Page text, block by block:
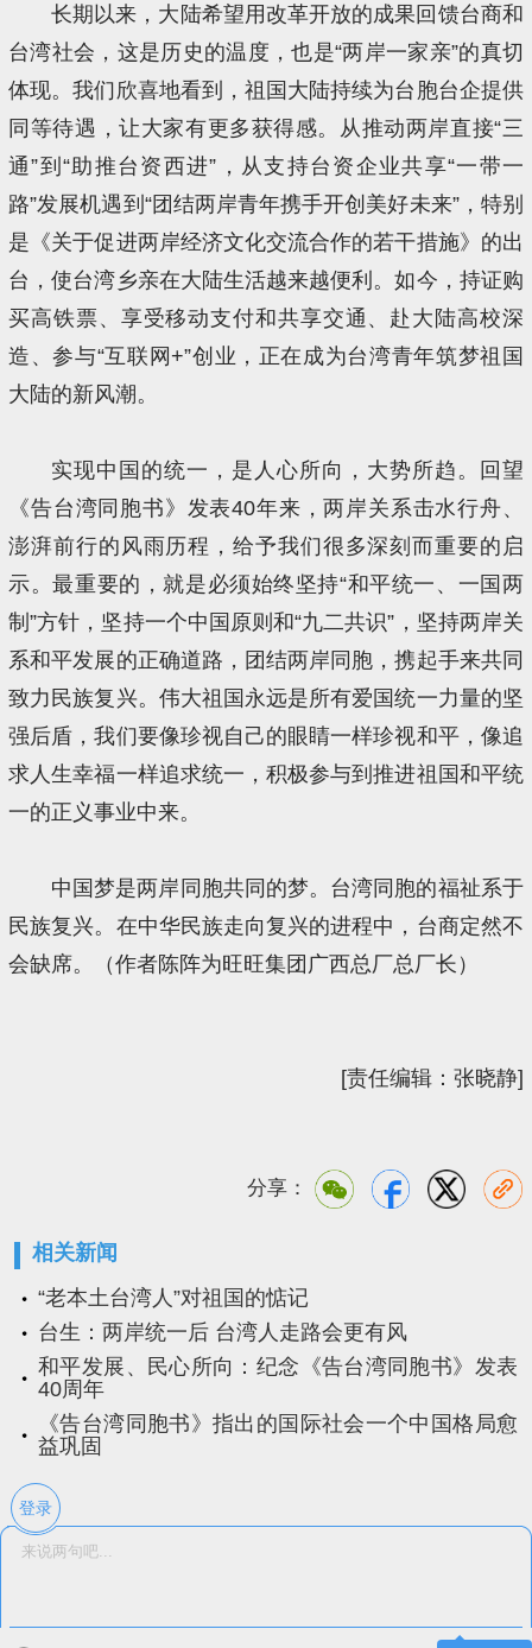
长期以来，大陆希望用改革开放的成果回馈台商和
台湾社会，这是历史的温度，也是“两岸一家亲”的真切
体现。我们欣喜地看到，祖国大陆持续为台胞台企提供
同等待遇，让大家有更多获得感。从推动两岸直接“三
通”到“助推台资西进”，从支持台资企业共享“一带一
路”发展机遇到“团结两岸青年携手开创美好未来”，特别
是《关于促进两岸经济文化交流合作的若干措施》的出
台，使台湾乡亲在大陆生活越来越便利。如今，持证购
买高铁票、享受移动支付和共享交通、赴大陆高校深
造、参与“互联网+”创业，正在成为台湾青年筑梦祖国
大陆的新风潮。
实现中国的统一，是人心所向，大势所趋。回望
《告台湾同胞书》发表40年来，两岸关系击水行舟、
澎湃前行的风雨历程，给予我们很多深刻而重要的启
示。最重要的，就是必须始终坚持“和平统一、一国两
制”方针，坚持一个中国原则和“九二共识”，坚持两岸关
系和平发展的正确道路，团结两岸同胞，携起手来共同
致力民族复兴。伟大祖国永远是所有爱国统一力量的坚
强后盾，我们要像珍视自己的眼睛一样珍视和平，像追
求人生幸福一样追求统一，积极参与到推进祖国和平统
一的正义事业中来。
中国梦是两岸同胞共同的梦。台湾同胞的福祉系于
民族复兴。在中华民族走向复兴的进程中，台商定然不
会缺席。（作者陈阵为旺旺集团广西总厂总厂长）
[责任编辑：张晓静]
分享：
相关新闻
“老本土台湾人”对祖国的惦记
台生：两岸统一后 台湾人走路会更有风
和平发展、民心所向：纪念《告台湾同胞书》发表
40周年
《告台湾同胞书》指出的国际社会一个中国格局愈
益巩固
登录